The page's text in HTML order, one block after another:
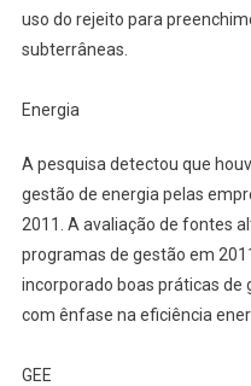
uso do rejeito para
subterrâneas.
Energia
A pesquisa detectou que
gestão de energia pelas
2011. A avaliação de fontes
programas de gestão em
incorporado boas práticas de
com ênfase na eficiência
GEE